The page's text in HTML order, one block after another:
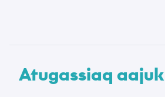
Atugassiaq aajuk